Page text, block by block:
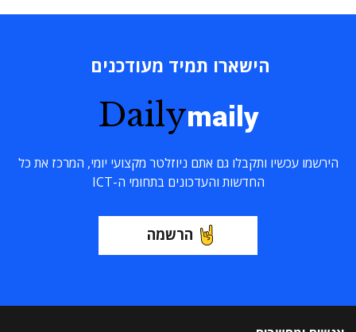
הישארו תמיד מעודכנים
Dailymaily
הירשמו עכשיו ותקבלו גם אתם ניוזלטר מקצועי יומי, המרכז את כל
החדשות והעדכונים בתחומי ה-ICT
הרשמה